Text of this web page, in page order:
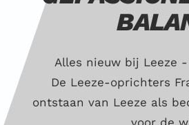
Alles nieuw bij Leeze
De Leeze-oprichters
ontstaan van Leeze als
voor de